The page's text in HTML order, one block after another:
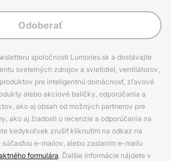
Odoberať
spoločnosti Lumories.sk a dostávajte
svetelných zdrojov a svietidiel, ventilátorov,
pre inteligentnú domácnosť, zľavové
alebo akciové balíčky, odporúčania a
ako aj obsah od možných partnerov pre
ako aj žiadosti o recenzie a odporúčania na
kedykoľvek zrušiť kliknutím na odkaz na
e-mailov, alebo zaslaním e-mailu
formulára. Ďalšie informácie nájdete v